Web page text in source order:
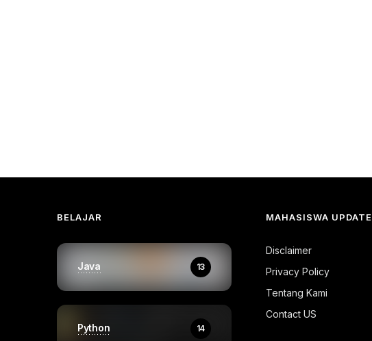
BELAJAR
Java 13
Python 14
MAHASISWA UPDATE
Disclaimer
Privacy Policy
Tentang Kami
Contact US